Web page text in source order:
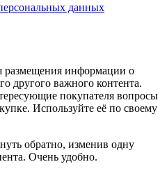
данных
размещения информации о
другого важного контента.
покупателя вопросы
Используйте её по своему
обратно, изменив одну
Очень удобно.